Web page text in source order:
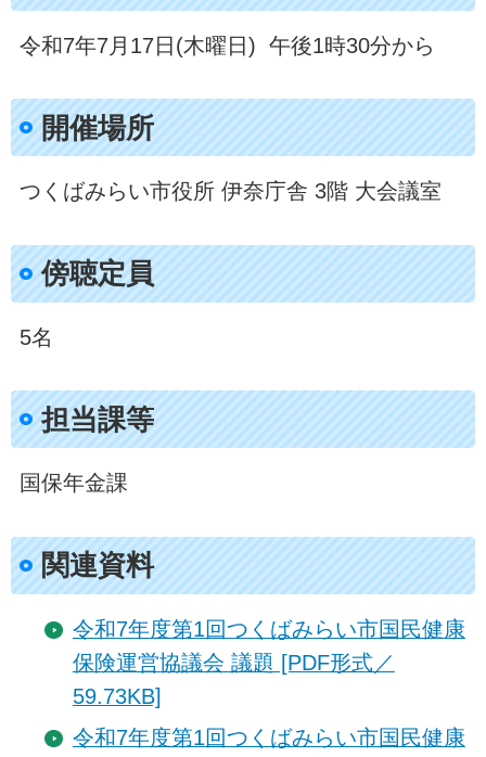
令和7年7月17日(木曜日) 午後1時30分から
開催場所
つくばみらい市役所 伊奈庁舎 3階 大会議室
傍聴定員
5名
担当課等
国保年金課
関連資料
令和7年度第1回つくばみらい市国民健康
保険運営協議会 議題 [PDF形式／
59.73KB]
令和7年度第1回つくばみらい市国民健康